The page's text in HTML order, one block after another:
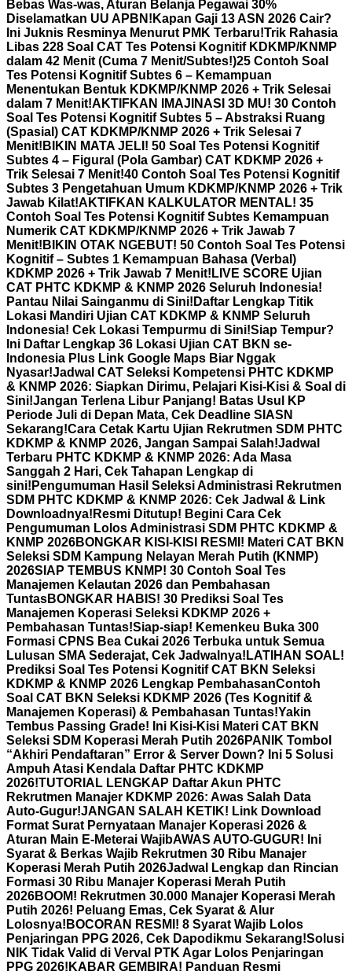
Bebas Was-was, Aturan Belanja Pegawai 30%
Diselamatkan UU APBN! Kapan Gaji 13 ASN 2026 Cair?
Ini Juknis Resminya Menurut PMK Terbaru!Trik Rahasia
Libas 228 Soal CAT Tes Potensi Kognitif KDKMP/KNMP
dalam 42 Menit (Cuma 7 Menit/Subtes!)25 Contoh Soal
Tes Potensi Kognitif Subtes 6 – Kemampuan
Menentukan Bentuk KDKMP/KNMP 2026 + Trik Selesai
dalam 7 Menit!AKTIFKAN IMAJINASI 3D MU! 30 Contoh
Soal Tes Potensi Kognitif Subtes 5 – Abstraksi Ruang
(Spasial) CAT KDKMP/KNMP 2026 + Trik Selesai 7
Menit! BIKIN MATA JELI! 50 Soal Tes Potensi Kognitif
Subtes 4 – Figural (Pola Gambar) CAT KDKMP 2026 +
Trik Selesai 7 Menit!40 Contoh Soal Tes Potensi Kognitif
Subtes 3 Pengetahuan Umum KDKMP/KNMP 2026 + Trik
Jawab Kilat!AKTIFKAN KALKULATOR MENTAL! 35
Contoh Soal Tes Potensi Kognitif Subtes Kemampuan
Numerik CAT KDKMP/KNMP 2026 + Trik Jawab 7
Menit! BIKIN OTAK NGEBUT! 50 Contoh Soal Tes Potensi
Kognitif – Subtes 1 Kemampuan Bahasa (Verbal)
KDKMP 2026 + Trik Jawab 7 Menit! LIVE SCORE Ujian
CAT PHTC KDKMP & KNMP 2026 Seluruh Indonesia!
Pantau Nilai Sainganmu di Sini! Daftar Lengkap Titik
Lokasi Mandiri Ujian CAT KDKMP & KNMP Seluruh
Indonesia! Cek Lokasi Tempurmu di Sini!Siap Tempur?
Ini Daftar Lengkap 36 Lokasi Ujian CAT BKN se-
Indonesia Plus Link Google Maps Biar Nggak
Nyasar!Jadwal CAT Seleksi Kompetensi PHTC KDKMP
& KNMP 2026: Siapkan Dirimu, Pelajari Kisi-Kisi & Soal di
Sini!Jangan Terlena Libur Panjang! Batas Usul KP
Periode Juli di Depan Mata, Cek Deadline SIASN
Sekarang!Cara Cetak Kartu Ujian Rekrutmen SDM PHTC
KDKMP & KNMP 2026, Jangan Sampai Salah!Jadwal
Terbaru PHTC KDKMP & KNMP 2026: Ada Masa
Sanggah 2 Hari, Cek Tahapan Lengkap di
sini! Pengumuman Hasil Seleksi Administrasi Rekrutmen
SDM PHTC KDKMP & KNMP 2026: Cek Jadwal & Link
Downloadnya! Resmi Ditutup! Begini Cara Cek
Pengumuman Lolos Administrasi SDM PHTC KDKMP &
KNMP 2026BONGKAR KISI-KISI RESMI! Materi CAT BKN
Seleksi SDM Kampung Nelayan Merah Putih (KNMP)
2026SIAP TEMBUS KNMP! 30 Contoh Soal Tes
Manajemen Kelautan 2026 dan Pembahasan
TuntasBONGKAR HABIS! 30 Prediksi Soal Tes
Manajemen Koperasi Seleksi KDKMP 2026 +
Pembahasan Tuntas!Siap-siap! Kemenkeu Buka 300
Formasi CPNS Bea Cukai 2026 Terbuka untuk Semua
Lulusan SMA Sederajat, Cek Jadwalnya! LATIHAN SOAL!
Prediksi Soal Tes Potensi Kognitif CAT BKN Seleksi
KDKMP & KNMP 2026 Lengkap PembahasanContoh
Soal CAT BKN Seleksi KDKMP 2026 (Tes Kognitif &
Manajemen Koperasi) & Pembahasan Tuntas!Yakin
Tembus Passing Grade! Ini Kisi-Kisi Materi CAT BKN
Seleksi SDM Koperasi Merah Putih 2026PANIK Tombol
“Akhiri Pendaftaran” Error & Server Down? Ini 5 Solusi
Ampuh Atasi Kendala Daftar PHTC KDKMP
2026!TUTORIAL LENGKAP Daftar Akun PHTC
Rekrutmen Manajer KDKMP 2026: Awas Salah Data
Auto-Gugur!JANGAN SALAH KETIK! Link Download
Format Surat Pernyataan Manajer Koperasi 2026 &
Aturan Main E-Meterai WajibAWAS AUTO-GUGUR! Ini
Syarat & Berkas Wajib Rekrutmen 30 Ribu Manajer
Koperasi Merah Putih 2026Jadwal Lengkap dan Rincian
Formasi 30 Ribu Manajer Koperasi Merah Putih
2026BOOM! Rekrutmen 30.000 Manajer Koperasi Merah
Putih 2026! Peluang Emas, Cek Syarat & Alur
Lolosnya! BOCORAN RESMI! 8 Syarat Wajib Lolos
Penjaringan PPG 2026, Cek Dapodikmu Sekarang!Solusi
NIK Tidak Valid di Verval PTK Agar Lolos Penjaringan
PPG 2026! KABAR GEMBIRA! Panduan Resmi